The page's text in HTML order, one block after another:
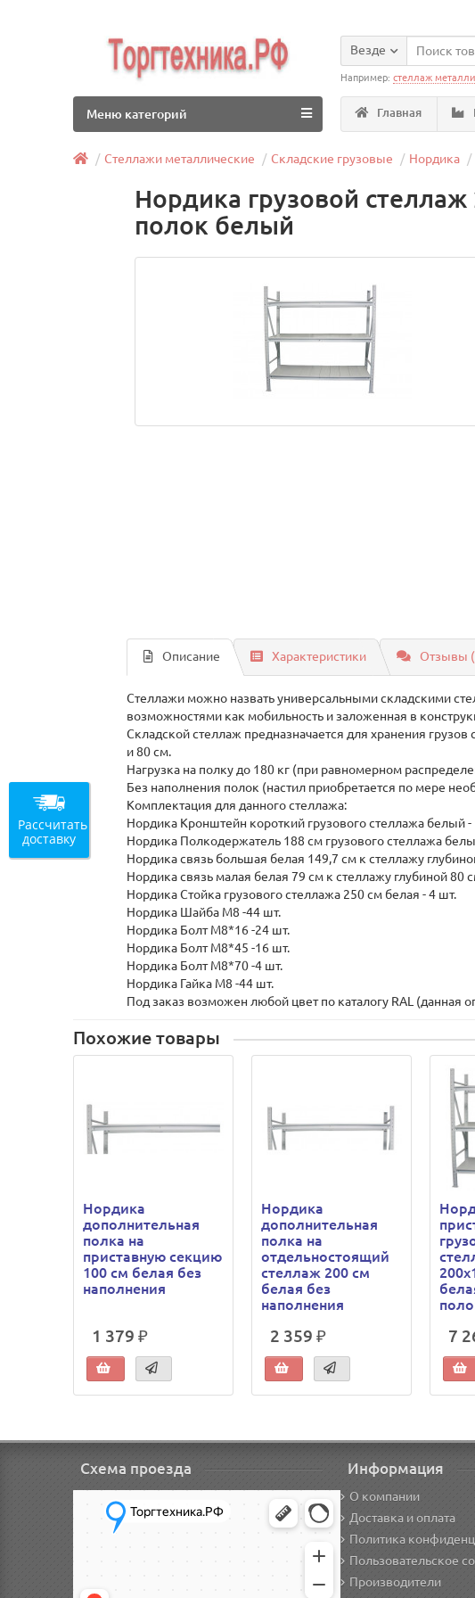
Везде
Например:стеллаж
Главная
Меню категорий
Стеллажи металлические Складские грузовые Нордика
Нордика грузовой
полок белый
Описание Характеристики Отзывы
Стеллажи можно назвать универсальными складскими
возможностями как мобильность и заложенная в
Складской стеллаж предназначается для хранения
и 80 см.
Нагрузка на полку до 180 кг (при равномерном
Без наполнения полок (настил приобретается по мере
Комплектация для данного стеллажа:
Нордика Кронштейн короткий грузового стеллажа белый -
Нордика Полкодержатель 188 см грузового стеллажа
Нордика связь большая белая 149,7 см к стеллажу
Нордика связь малая белая 79 см к стеллажу глубиной 80
Нордика Стойка грузового стеллажа 250 см белая - 4 шт.
Нордика Шайба М8 -44 шт.
Нордика Болт М8*16 -24 шт.
Нордика Болт М8*45 -16 шт.
Нордика Болт М8*70 -4 шт.
Нордика Гайка М8 -44 шт.
Под заказ возможен любой цвет по каталогу RAL (данная
Похожие товары
Нордика
дополнительная
полка на
приставную секцию
100 см белая без
наполнения
1 379 ₽
Нордика
дополнительная
полка на
отдельностоящий
стеллаж 200 см
белая без
наполнения
2 359 ₽ 7
Схема проезда Информация
О компании
Доставка и оплата
Политика
Пользовательское
Производители
Рассчитать
доставку